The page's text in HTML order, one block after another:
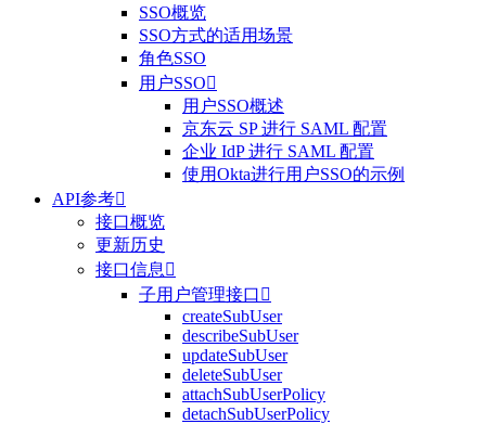
SSO概览
SSO方式的适用场景
角色SSO
用户SSO
用户SSO概述
京东云 SP 进行 SAML 配置
企业 IdP 进行 SAML 配置
使用Okta进行用户SSO的示例
API参考
接口概览
更新历史
接口信息 
子用户管理接口 
createSubUser
describeSubUser
updateSubUser
deleteSubUser
attachSubUserPolicy
detachSubUserPolicy